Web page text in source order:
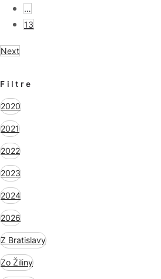
…
13
Next
Filtre
2020
2021
2022
2023
2024
2026
Z Bratislavy
Zo Žiliny